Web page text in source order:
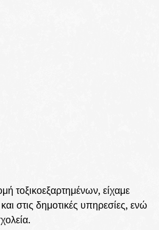
τοξικοεξαρτημένων, είχαμε
στις δημοτικές υπηρεσίες, ενώ